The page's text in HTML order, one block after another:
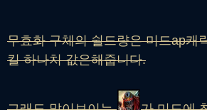
무효화 구체의 쉴드량은 미드ap캐
킬 하나치 값은해줍니다.